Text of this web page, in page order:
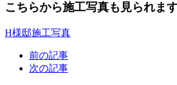
こちらから施工写真も見られま
H様邸施工写真
前の記事
次の記事